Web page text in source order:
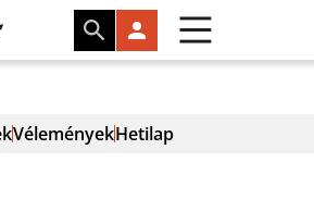
VéleményekHetilap